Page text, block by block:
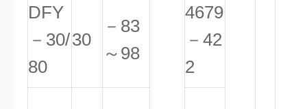
DFY
－30/
80
30
－83
～98
4679
－42
2